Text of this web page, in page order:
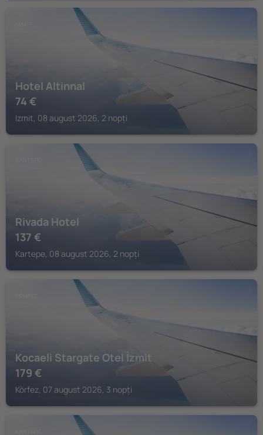
Hotel Altinnal
74 €
Izmit, 08 august 2026, 2 nopți
Rivada Hotel
137 €
Kartepe, 08 august 2026, 2 nopți
Kocaeli Stargate Otel İzmit
179 €
Körfez, 07 august 2026, 3 nopți